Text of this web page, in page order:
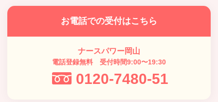
お電話での受付はこちら
ナースパワー岡山
電話登録無料 受付時間9:00〜19:30
0120-7480-51